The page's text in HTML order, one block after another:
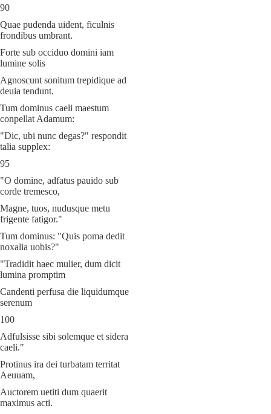
90
Quae pudenda uident, ficulnis
frondibus umbrant.
Forte sub occiduo domini iam
lumine solis
Agnoscunt sonitum trepidique ad
deuia tendunt.
Tum dominus caeli maestum
conpellat Adamum:
"Dic, ubi nunc degas?" respondit
talia supplex:
95
"O domine, adfatus pauido sub
corde tremesco,
Magne, tuos, nudusque metu
frigente fatigor."
Tum dominus: "Quis poma dedit
noxalia uobis?"
"Tradidit haec mulier, dum dicit
lumina promptim
Candenti perfusa die liquidumque
serenum
100
Adfulsisse sibi solemque et sidera
caeli."
Protinus ira dei turbatam territat
Aeuuam,
Auctorem uetiti dum quaerit
maximus acti.